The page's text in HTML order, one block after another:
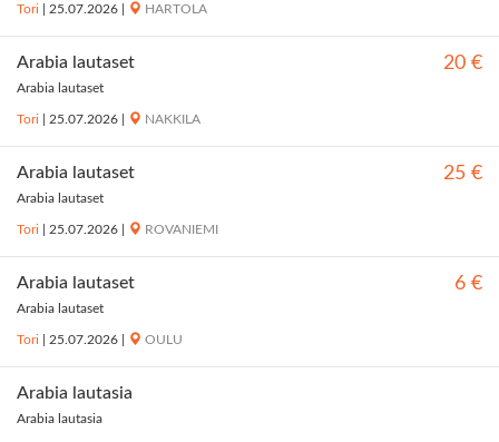
Tori 25.07.2026 HARTOLA
Arabia lautaset 20 €
Arabia lautaset
Tori 25.07.2026 NAKKILA
Arabia lautaset 25 €
Arabia lautaset
Tori 25.07.2026 ROVANIEMI
Arabia lautaset 6 €
Arabia lautaset
Tori 25.07.2026 OULU
Arabia lautasia
Arabia lautasia